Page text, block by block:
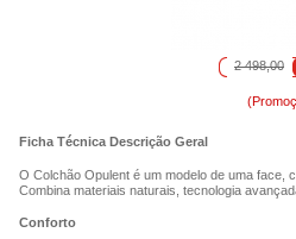
2 498,00
Ficha Técnica Descrição Geral
O Colchão Opulent é um modelo de uma face,
Combina materiais naturais, tecnologia
Conforto